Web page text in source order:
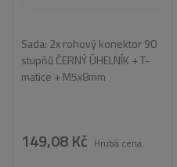
Sada: 2x rohový konektor 90
stupňů ČERNÝ ÚHELNÍK + T-
matice + M5x8mm
149,08 Kč Hrubá cena